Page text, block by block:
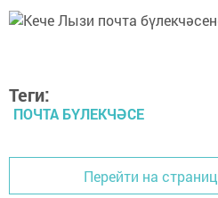
Теги:
ПОЧТА БҮЛЕКЧӘСЕ
Перейти на